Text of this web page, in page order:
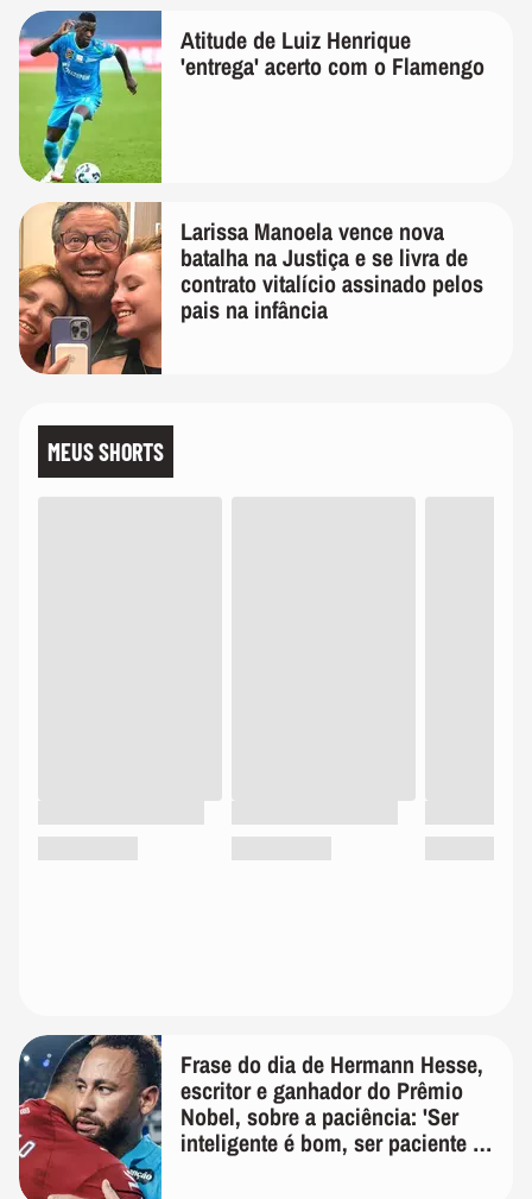
Atitude de Luiz Henrique
'entrega' acerto com o Flamengo
Larissa Manoela vence nova
batalha na Justiça e se livra de
contrato vitalício assinado pelos
pais na infância
MEUS SHORTS
Frase do dia de Hermann Hesse,
escritor e ganhador do Prêmio
Nobel, sobre a paciência: 'Ser
inteligente é bom, ser paciente é